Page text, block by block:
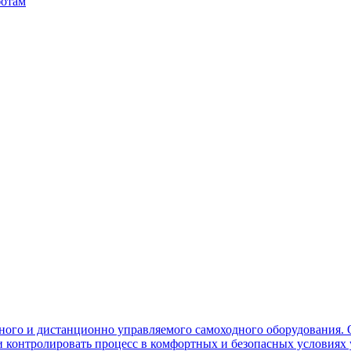
и дистанционно управляемого самоходного
процесс в комфортных и безопасных условиях